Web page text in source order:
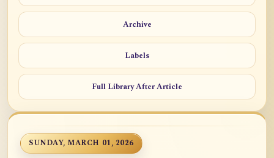
Archive
Labels
Full Library After Article
SUNDAY, MARCH 01, 2026